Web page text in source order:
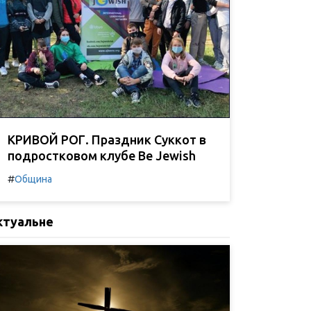
КРИВОЙ РОГ. Праздник Суккот в
подростковом клубе Be Jewish
#Община